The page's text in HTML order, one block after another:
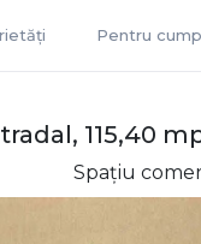
Pentru
115,40
Spațiu